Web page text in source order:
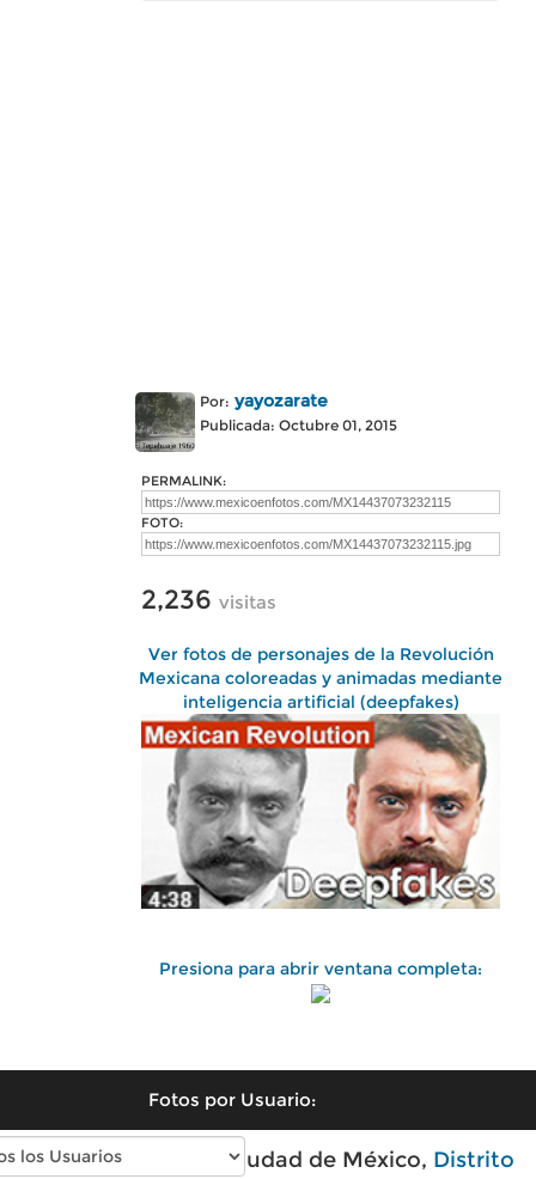
Por: yayozarate
Publicada: Octubre 01, 2015
PERMALINK:
FOTO:
2,236 visitas
Ver fotos de personajes de la Revolución
Mexicana coloreadas y animadas mediante
inteligencia artificial (deepfakes)
Presiona para abrir ventana completa:
Fotos por Usuario:
Fotos antiguas de Ciudad de México, Distrito